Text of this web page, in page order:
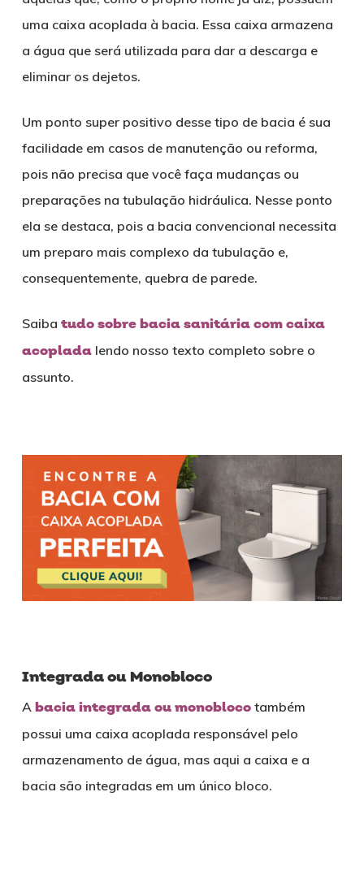
uma caixa acoplada à bacia. Essa caixa armazena
a água que será utilizada para dar a descarga e
eliminar os dejetos.
Um ponto super positivo desse tipo de bacia é sua
facilidade em casos de manutenção ou reforma,
pois não precisa que você faça mudanças ou
preparações na tubulação hidráulica. Nesse ponto
ela se destaca, pois a bacia convencional necessita
um preparo mais complexo da tubulação e,
consequentemente, quebra de parede.
Saiba tudo sobre bacia sanitária com caixa
acopladalendo nosso texto completo sobre o
assunto.
Integrada ou Monobloco
A bacia integrada ou monoblocotambém
possui uma caixa acoplada responsável pelo
armazenamento de água, mas aqui a caixa e a
bacia são integradas em um único bloco.